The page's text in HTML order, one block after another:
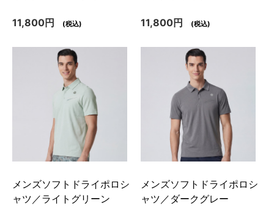
11,800円 (税込) 11,800円 (税込)
メンズソフトドライポロシ
ャツ／ライトグリーン
メンズソフトドライポロシ
ャツ／ダークグレー